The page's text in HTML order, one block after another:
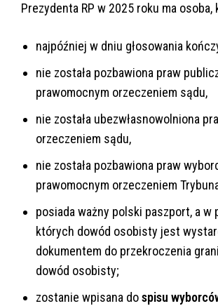
Prezydenta RP w 2025 roku ma osoba,
najpóźniej w dniu głosowania
nie została pozbawiona praw
prawomocnym orzeczeniem sądu,
nie została ubezwłasnowolniona
orzeczeniem sądu,
nie została pozbawiona praw
prawomocnym orzeczeniem
posiada ważny polski paszport, a w
których dowód osobisty jest
dokumentem do przekroczenia
dowód osobisty;
zostanie wpisana dospisu